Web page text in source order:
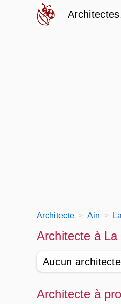
Architecte Ain
Architecte à La
Aucun
Architecte à